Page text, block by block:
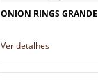
ONION RINGS GRANDE
Ver detalhes